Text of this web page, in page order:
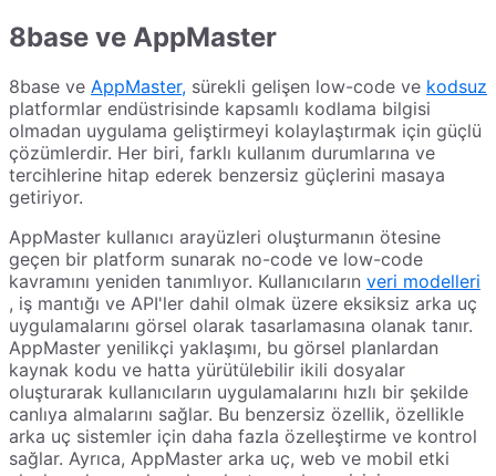
8base ve AppMaster
8base ve AppMaster, sürekli gelişen low-code ve kodsuz
platformlar endüstrisinde kapsamlı kodlama bilgisi
olmadan uygulama geliştirmeyi kolaylaştırmak için güçlü
çözümlerdir. Her biri, farklı kullanım durumlarına ve
tercihlerine hitap ederek benzersiz güçlerini masaya
getiriyor.
AppMaster kullanıcı arayüzleri oluşturmanın ötesine
geçen bir platform sunarak no-code ve low-code
kavramını yeniden tanımlıyor. Kullanıcıların veri modelleri
, iş mantığı ve API'ler dahil olmak üzere eksiksiz arka uç
uygulamalarını görsel olarak tasarlamasına olanak tanır.
AppMaster yenilikçi yaklaşımı, bu görsel planlardan
kaynak kodu ve hatta yürütülebilir ikili dosyalar
oluşturarak kullanıcıların uygulamalarını hızlı bir şekilde
canlıya almalarını sağlar. Bu benzersiz özellik, özellikle
arka uç sistemler için daha fazla özelleştirme ve kontrol
sağlar. Ayrıca, AppMaster arka uç, web ve mobil etki